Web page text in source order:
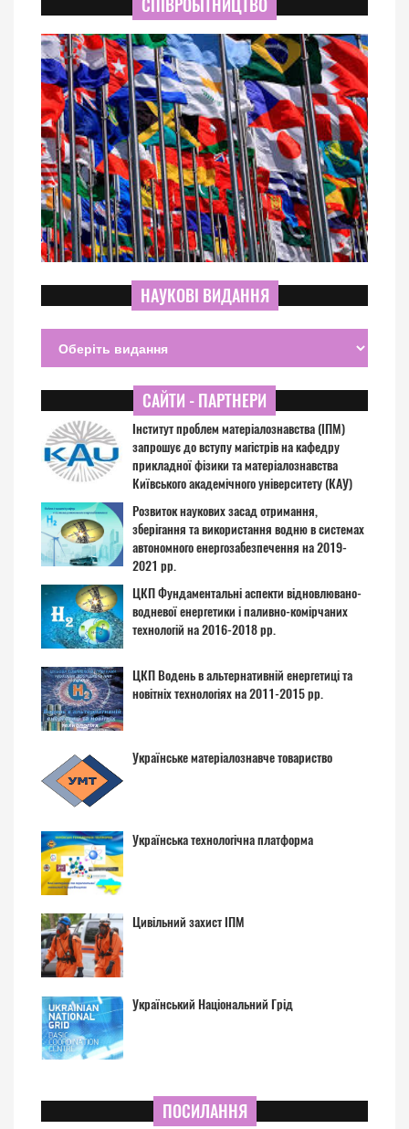
СПІВРОБІТНИЦТВО
НАУКОВІ ВИДАННЯ
САЙТИ - ПАРТНЕРИ
Інститут проблем матеріалознавства (ІПМ)
запрошує до вступу магістрів на кафедру
прикладної фізики та матеріалознавства
Київського академічного університету (КАУ)
Розвиток наукових засад отримання,
зберігання та використання водню в системах
автономного енергозабезпечення на 2019-
2021 рр.
ЦКП Фундаментальні аспекти відновлювано-
водневої енергетики і паливно-комірчаних
технологій на 2016-2018 рр.
ЦКП Водень в альтернативній енергетиці та
новітніх технологіях на 2011-2015 рр.
Українське матеріалознавче товариство
Українська технологічна платформа
Цивільний захист ІПМ
Український Національний Грід
ПОСИЛАННЯ